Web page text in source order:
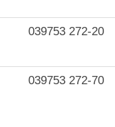
039753 272-20
039753 272-70